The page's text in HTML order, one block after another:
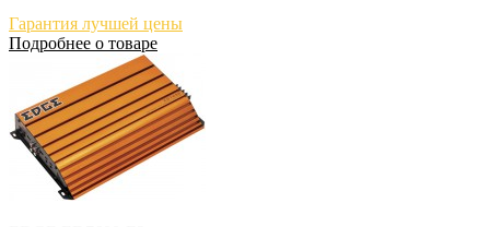
Гарантия лучшей цены
Подробнее о товаре